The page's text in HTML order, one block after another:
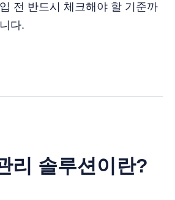
전 반드시 체크해야 할 기준까
다.
리 솔루션이란?